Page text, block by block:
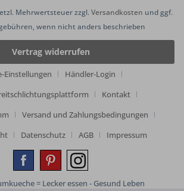
Mehrwertsteuer zzgl.Versandkosten und ggf.
wenn nicht anders beschrieben
Vertrag widerrufen
Einstellungen
Händler-Login
Kontakt
Versand und Zahlungsbedingungen
Datenschutz AGB Impressum
= Lecker essen - Gesund Leben